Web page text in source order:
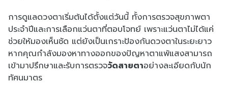
การดูแลดวงตาเริ่มต้นได้ตั้งแต่วันนี้ ทั้งการตรวจสุขภาพตา
ประจำปีและการเลือกแว่นตาที่ตอบโจทย์ เพราะแว่นตาไม่ได้แค่
ช่วยให้มองเห็นชัด แต่ยังเป็นเกราะป้องกันดวงตาในระยะยาว
หากคุณกำลังมองหาทางออกของปัญหาตาแพ้แสงสามารถ
เข้ามาปรึกษาและรับการตรวจวัดสายตาอย่างละเอียดกับนัก
ทัศนมาตร